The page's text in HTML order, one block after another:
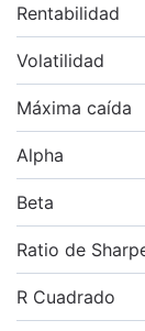
Rentabilidad
Volatilidad
Máxima caída
Alpha
Beta
Ratio de
R Cuadrado